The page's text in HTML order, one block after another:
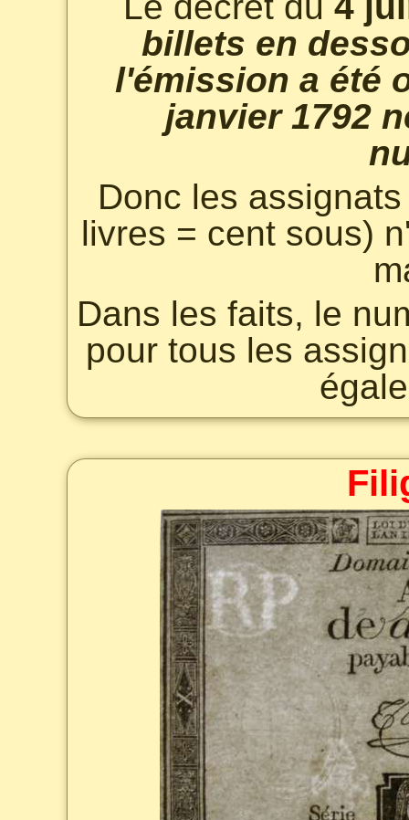
billets en
l'émission a été
janvier 1792
Donc les
livres = cent sous)
Dans les faits, le
pour tous les